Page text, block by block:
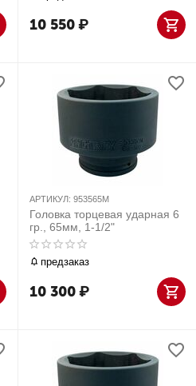
10 550₽
АРТИКУЛ: 953565M
Головка торцевая ударная 6
гр., 65мм, 1-1/2"
предзаказ
10 300₽